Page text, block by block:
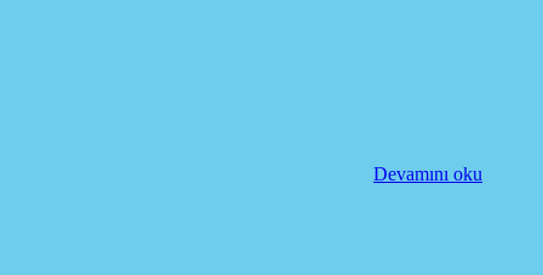
Devamını oku